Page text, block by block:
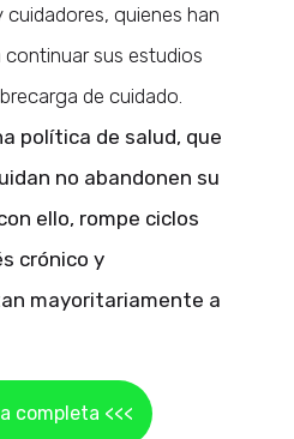
quienes han
sus estudios
de cuidado.
política de salud, que
no abandonen su
ello, rompe ciclos
crónico y
mayoritariamente a
completa <<<